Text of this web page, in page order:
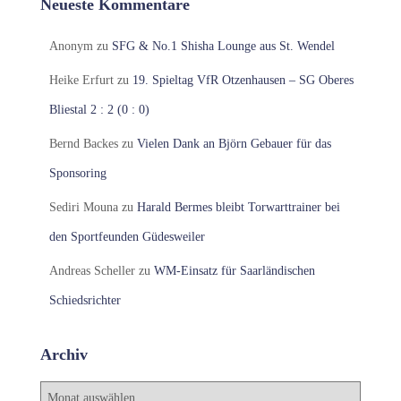
Neueste Kommentare
Anonym zu SFG & No.1 Shisha Lounge aus St. Wendel
Heike Erfurt zu 19. Spieltag VfR Otzenhausen – SG Oberes
Bliestal 2 : 2 (0 : 0)
Bernd Backes zu Vielen Dank an Björn Gebauer für das
Sponsoring
Sediri Mouna zu Harald Bermes bleibt Torwarttrainer bei
den Sportfeunden Güdesweiler
Andreas Scheller zu WM-Einsatz für Saarländischen
Schiedsrichter
Archiv
A